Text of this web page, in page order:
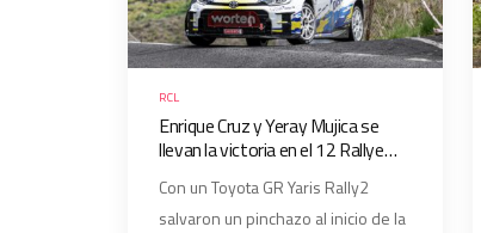
RCL
Enrique Cruz y Yeray Mujica se
llevan la victoria en el 12 Rallye
Worten
Con un Toyota GR Yaris Rally2
salvaron un pinchazo al inicio de la